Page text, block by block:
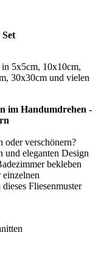
5x5cm, 10x10cm,
30x30cm und vielen
im Handumdrehen -
oder verschönern?
und eleganten Design
bekleben
Fliesenmuster